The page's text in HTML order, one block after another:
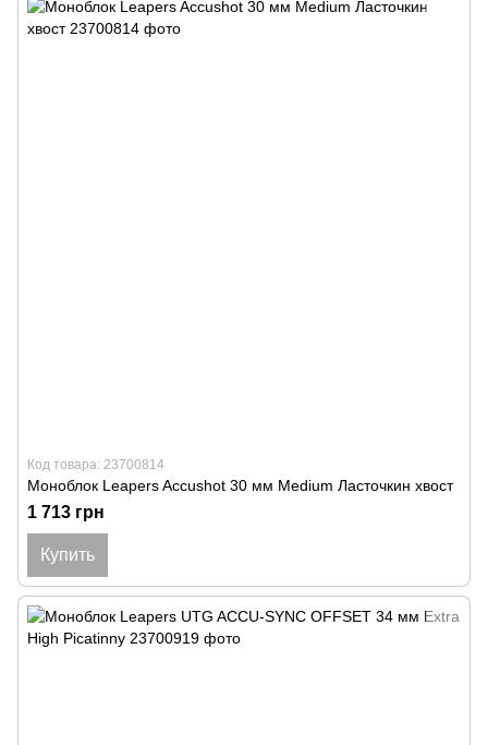
Код товара: 23700814
Моноблок Leapers Accushot 30 мм Medium Ласточкин хвост
1 713 грн
Купить